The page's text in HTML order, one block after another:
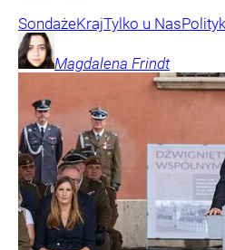
SondażeKrajTylko u Nas
Magdalena Frindt